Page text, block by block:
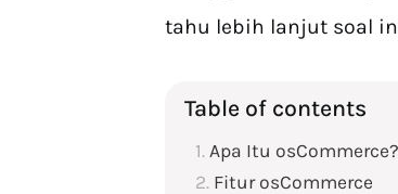
tahu lebih lanjut soal
Table of contents
Apa Itu osCommerce?
Fitur osCommerce